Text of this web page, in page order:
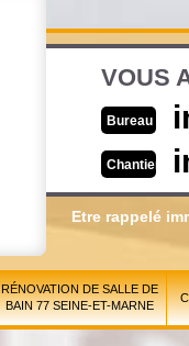
VOUS
Bureau
Chantier
Etre rappelé
RÉNOVATION DE SALLE DE
BAIN 77 SEINE-ET-MARNE